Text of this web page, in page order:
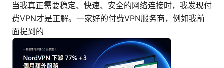
当我真正需要稳定、快速、安全的网络连接时，我发现付
费VPN才是正解。一家好的付费VPN服务商，例如我前
面提到的